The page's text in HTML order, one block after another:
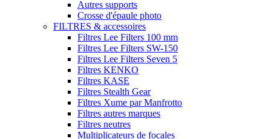
Autres supports
Crosse d'épaule photo
FILTRES & accessoires
Filtres Lee Filters 100 mm
Filtres Lee Filters SW-150
Filtres Lee Filters Seven 5
Filtres KENKO
Filtres KASE
Filtres Stealth Gear
Filtres Xume par Manfrotto
Filtres autres marques
Filtres neutres
Multiplicateurs de focales